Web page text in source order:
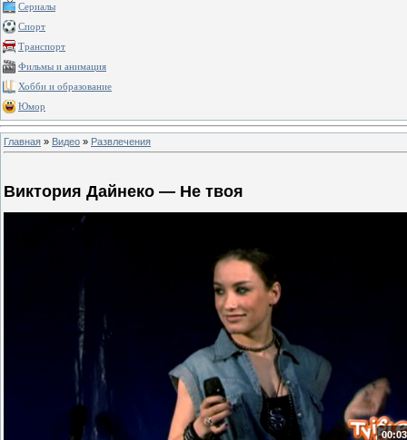
Сериалы
Спорт
Транспорт
Фильмы и анимация
Хобби и образование
Юмор
Главная » Видео » Развлечения
Виктория Дайнеко — Не твоя